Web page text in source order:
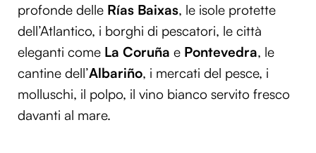
profonde delle Rías Baixas, le isole protette
dell’Atlantico, i borghi di pescatori, le città
eleganti come La Coruña e Pontevedra, le
cantine dell’Albariño, i mercati del pesce, i
molluschi, il polpo, il vino bianco servito fresco
davanti al mare.